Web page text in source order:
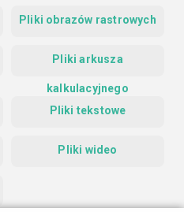
Pliki obrazów rastrowych
Pliki arkusza
kalkulacyjnego
Pliki tekstowe
Pliki wideo